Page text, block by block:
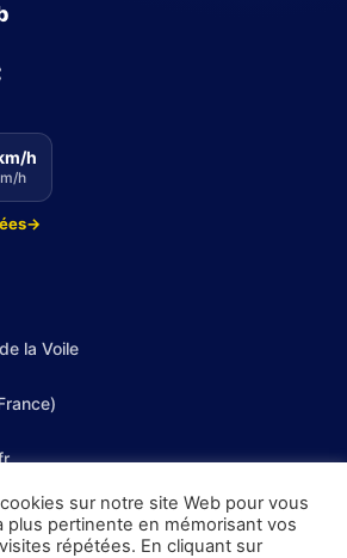
h
h
→
la Voile
sur notre site Web pour vous
plus pertinente en mémorisant vos
répétées. En cliquant sur